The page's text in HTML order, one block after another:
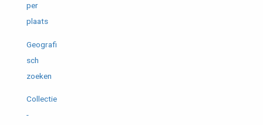
per
plaats
Geografi
sch
zoeken
Collectie
-